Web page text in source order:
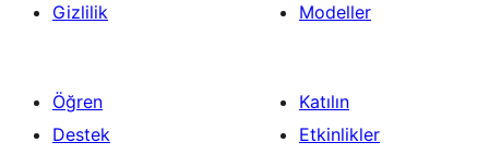
Gizlilik
Modeller
Öğren
Destek
Katılın
Etkinlikler